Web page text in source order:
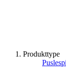
Produkttype